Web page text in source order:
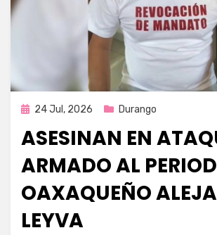
Publicada
24 Jul, 2026 Durango
ASESINAN EN
ARMADO AL
OAXAQUEÑO
LEYVA